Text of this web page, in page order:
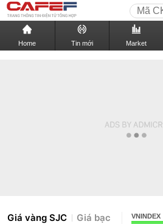
Home Tin mới Market
Giá vàng SJC Giá bạc VNINDEX